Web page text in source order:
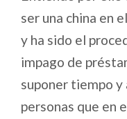
ser una china en
y ha sido el
impago de
suponer tiempo y
personas que en